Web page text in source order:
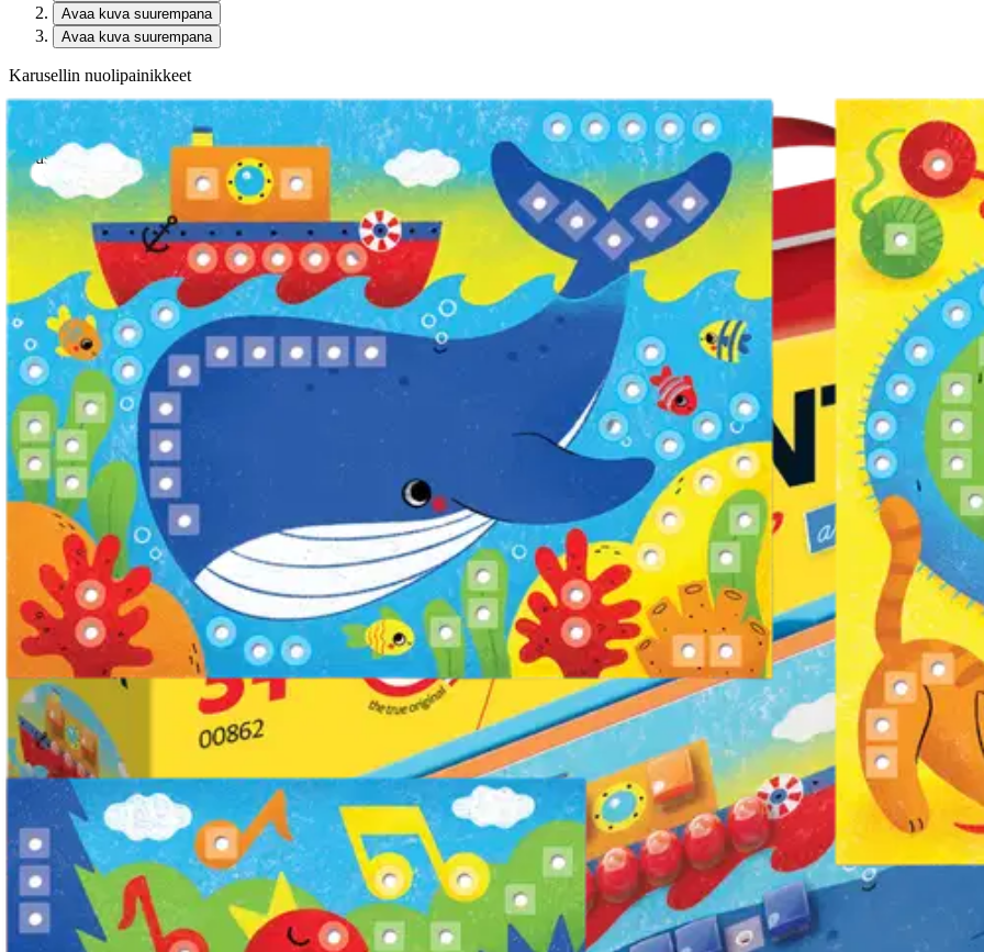
Avaa kuva suurempana
Avaa kuva suurempana
Karusellin nuolipainikkeet
Seuraava
Karusellin pikakuvakkeet
Quercetti
Quercetti FantaColor Nuppimosaiikki Eläimet
Alennettu hinta
Asiakasomistajahinta
Hinta ilman S-Etukorttia:
6,00 €
Normaalihinta:14,95 €-59%
30 pv alin hinta:
14,95 €